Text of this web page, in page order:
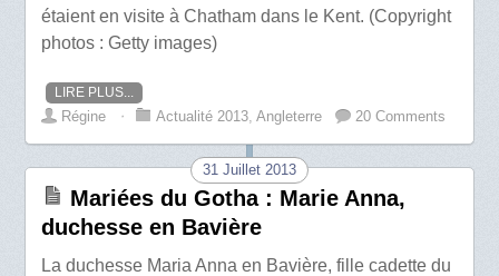
étaient en visite à Chatham dans le Kent. (Copyright
photos : Getty images)
LIRE PLUS...
Régine ⋅ Actualité 2013 ,Angleterre 20 Comments
31 Juillet 2013
Mariées du Gotha : Marie Anna,
duchesse en Bavière
La duchesse Maria Anna en Bavière, fille cadette du